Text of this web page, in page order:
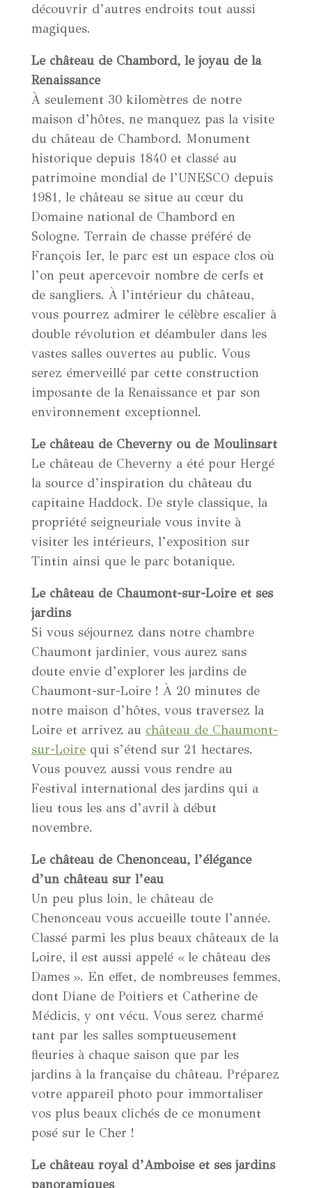
découvrir d’autres endroits tout aussi
magiques.
Le château de Chambord, le joyau de la
Renaissance
À seulement 30 kilomètres de notre
maison d’hôtes, ne manquez pas la visite
du château de Chambord. Monument
historique depuis 1840 et classé au
patrimoine mondial de l’UNESCO depuis
1981, le château se situe au cœur du
Domaine national de Chambord en
Sologne. Terrain de chasse préféré de
François Ier, le parc est un espace clos où
l’on peut apercevoir nombre de cerfs et
de sangliers. À l’intérieur du château,
vous pourrez admirer le célèbre escalier à
double révolution et déambuler dans les
vastes salles ouvertes au public. Vous
serez émerveillé par cette construction
imposante de la Renaissance et par son
environnement exceptionnel.
Le château de Cheverny ou de Moulinsart
Le château de Cheverny a été pour Hergé
la source d’inspiration du château du
capitaine Haddock. De style classique, la
propriété seigneuriale vous invite à
visiter les intérieurs, l’exposition sur
Tintin ainsi que le parc botanique.
Le château de Chaumont-sur-Loire et ses
jardins
Si vous séjournez dans notre chambre
Chaumont jardinier, vous aurez sans
doute envie d’explorer les jardins de
Chaumont-sur-Loire ! À 20 minutes de
notre maison d’hôtes, vous traversez la
Loire et arrivez au château de Chaumont-
sur-Loirequi s’étend sur 21 hectares.
Vous pouvez aussi vous rendre au
Festival international des jardins qui a
lieu tous les ans d’avril à début
novembre.
Le château de Chenonceau, l’élégance
d’un château sur l’eau
Un peu plus loin, le château de
Chenonceau vous accueille toute l’année.
Classé parmi les plus beaux châteaux de la
Loire, il est aussi appelé « le château des
Dames ». En effet, de nombreuses femmes,
dont Diane de Poitiers et Catherine de
Médicis, y ont vécu. Vous serez charmé
tant par les salles somptueusement
fleuries à chaque saison que par les
jardins à la française du château. Préparez
votre appareil photo pour immortaliser
vos plus beaux clichés de ce monument
posé sur le Cher !
Le château royal d’Amboise et ses jardins
panoramiques